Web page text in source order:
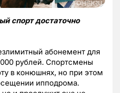
спорт достаточно
абонемент для
рублей. Спортсмены
в конюшнях, но при этом
ипподрома.